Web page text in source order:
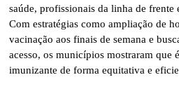
saúde, profissionais da linha de frente
Com estratégias como ampliação de
vacinação aos finais de semana e
acesso, os municípios mostraram que
imunizante de forma equitativa e